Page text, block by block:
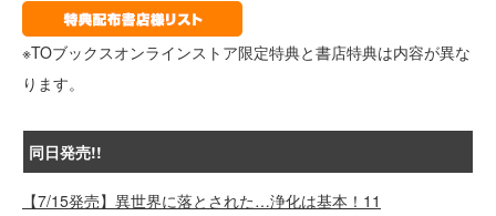
※TOブックスオンラインストア限定特典と書店特典は内容が異な
ります。
同日発売!!
【7/15発売】異世界に落とされた…浄化は基本！11